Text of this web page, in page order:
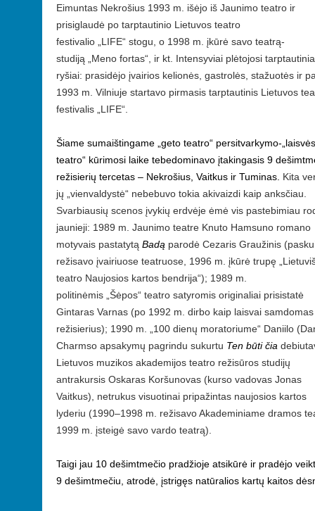
Eimuntas Nekrošius 1993 m. išėjo iš Jaunimo teatro ir
prisiglaudė po tarptautinio Lietuvos teatro
festivalio
LIFE“ stogu, o 1998 m. įkūrė savo teatrą-
studiją
Meno fortas“ , ir kt. Intensyviai plėtojosi
ryšiai: prasidėjo įvairios kelionės, gastrolės, stažuotės ir
1993 m. Vilniuje startavo pirmasis tarptautinis Lietuvos
festivalis
LIFE“
Šiame sumaištingame „geto teatro“ persitvarkymo-„laisvės
teatro“ kūrimosi laike tebedominavo įtakingasis 9
režisierių tercetas – Nekrošius, Vaitkus ir Tuminas. Kita
jų „vienvaldystė“ nebebuvo tokia akivaizdi kaip anksčiau.
Svarbiausių scenos įvykių erdvėje ėmė vis pastebimiau
jaunieji: 1989 m. Jaunimo teatre Knuto Hamsuno romano
motyvais pastatytą Badą parodė Cezaris Graužinis
režisavo įvairiuose teatruose, 1996 m. įkūrė trupę
teatro Naujosios kartos bendrija“); 1989 m.
politinėmis Šėpos“ teatro satyromis originaliai prisistatė
Gintaras Varnas (po 1992 m. dirbo kaip laisvai samdomas
režisierius); 1990 m. 100 dienų moratoriume“ Daniilo
Charmso apsakymų pagrindu sukurtu Ten būti čia
Lietuvos muzikos akademijos teatro režisūros studijų
antrakursis Oskaras Koršunovas (kurso vadovas Jonas
Vaitkus), netrukus visuotinai pripažintas naujosios kartos
lyderiu (1990–1998 m. režisavo Akademiniame dramos
1999 m. įsteigė savo vardo teatrą).
Taigi jau 10 dešimtmečio pradžioje atsikūrė ir pradėjo
9 dešimtmečiu, atrodė, įstrigęs natūralios kartų kaitos